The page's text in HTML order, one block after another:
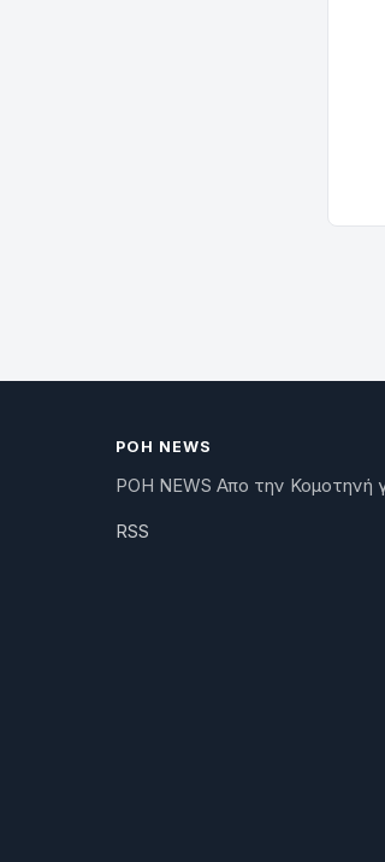
ΡΟΗ NEWS
ΡΟΗ NEWS Απο την Κομοτηνή
RSS